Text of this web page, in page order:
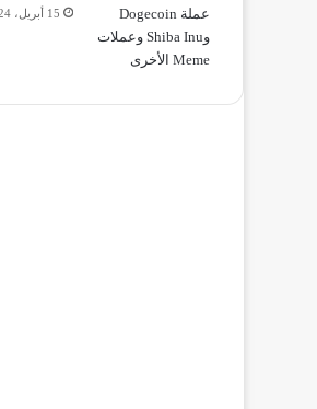
15 أبريل، 2024